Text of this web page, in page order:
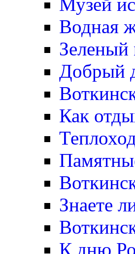
Водная
Зеленый
Добрый
Как
Знаете
К дню